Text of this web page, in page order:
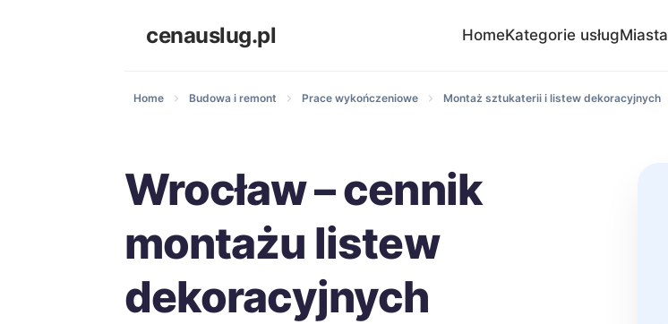
cenauslug.pl HomeKategorie usługMiasta
Home Budowa i remont Prace wykończeniowe Montaż sztukaterii i listew dekoracyjnych
Wrocław – cennik
montażu listew
dekoracyjnych